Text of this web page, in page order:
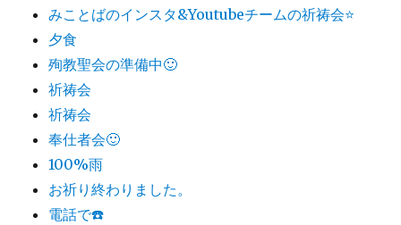
みことばのインスタ&Youtubeチームの祈祷会⭐️
夕食
殉教聖会の準備中🙂
祈祷会
祈祷会
奉仕者会🙂
100%雨
お祈り終わりました。
電話で☎️